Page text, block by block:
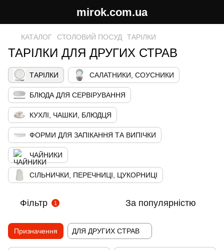
mirok.com.ua
КАТАЛОГ СТОЛОВИЙ ПОСУД ТАРІЛКИ
ТАРІЛКИ ДЛЯ ДРУГИХ СТРАВ
ТАРІЛКИ САЛАТНИКИ, СОУСНИКИ
БЛЮДА ДЛЯ СЕРВІРУВАННЯ
КУХЛІ, ЧАШКИ, БЛЮДЦЯ
ФОРМИ ДЛЯ ЗАПІКАННЯ ТА ВИПІЧКИ
ЧАЙНИКИ
СІЛЬНИЧКИ, ПЕРЕЧНИЦІ, ЦУКОРНИЦІ
Фільтр 1 За популярністю
Призначення ДЛЯ ДРУГИХ СТРАВ